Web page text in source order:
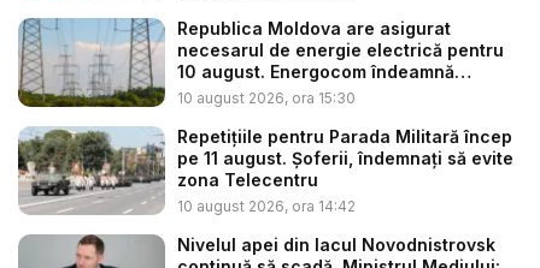
Republica Moldova are asigurat
necesarul de energie electrică pentru
10 august. Energocom îndeamnă
cetățe...
10 august 2026, ora 15:30
Repetițiile pentru Parada Militară încep
pe 11 august. Șoferii, îndemnați să evite
zona Telecentru
10 august 2026, ora 14:42
Nivelul apei din lacul Novodnistrovsk